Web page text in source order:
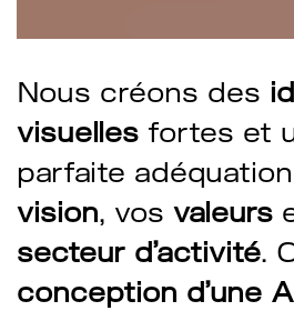
Nous créons des
visuelles fortes et
parfaite
vision, vos valeurs
secteur d’activité.
conception d’une